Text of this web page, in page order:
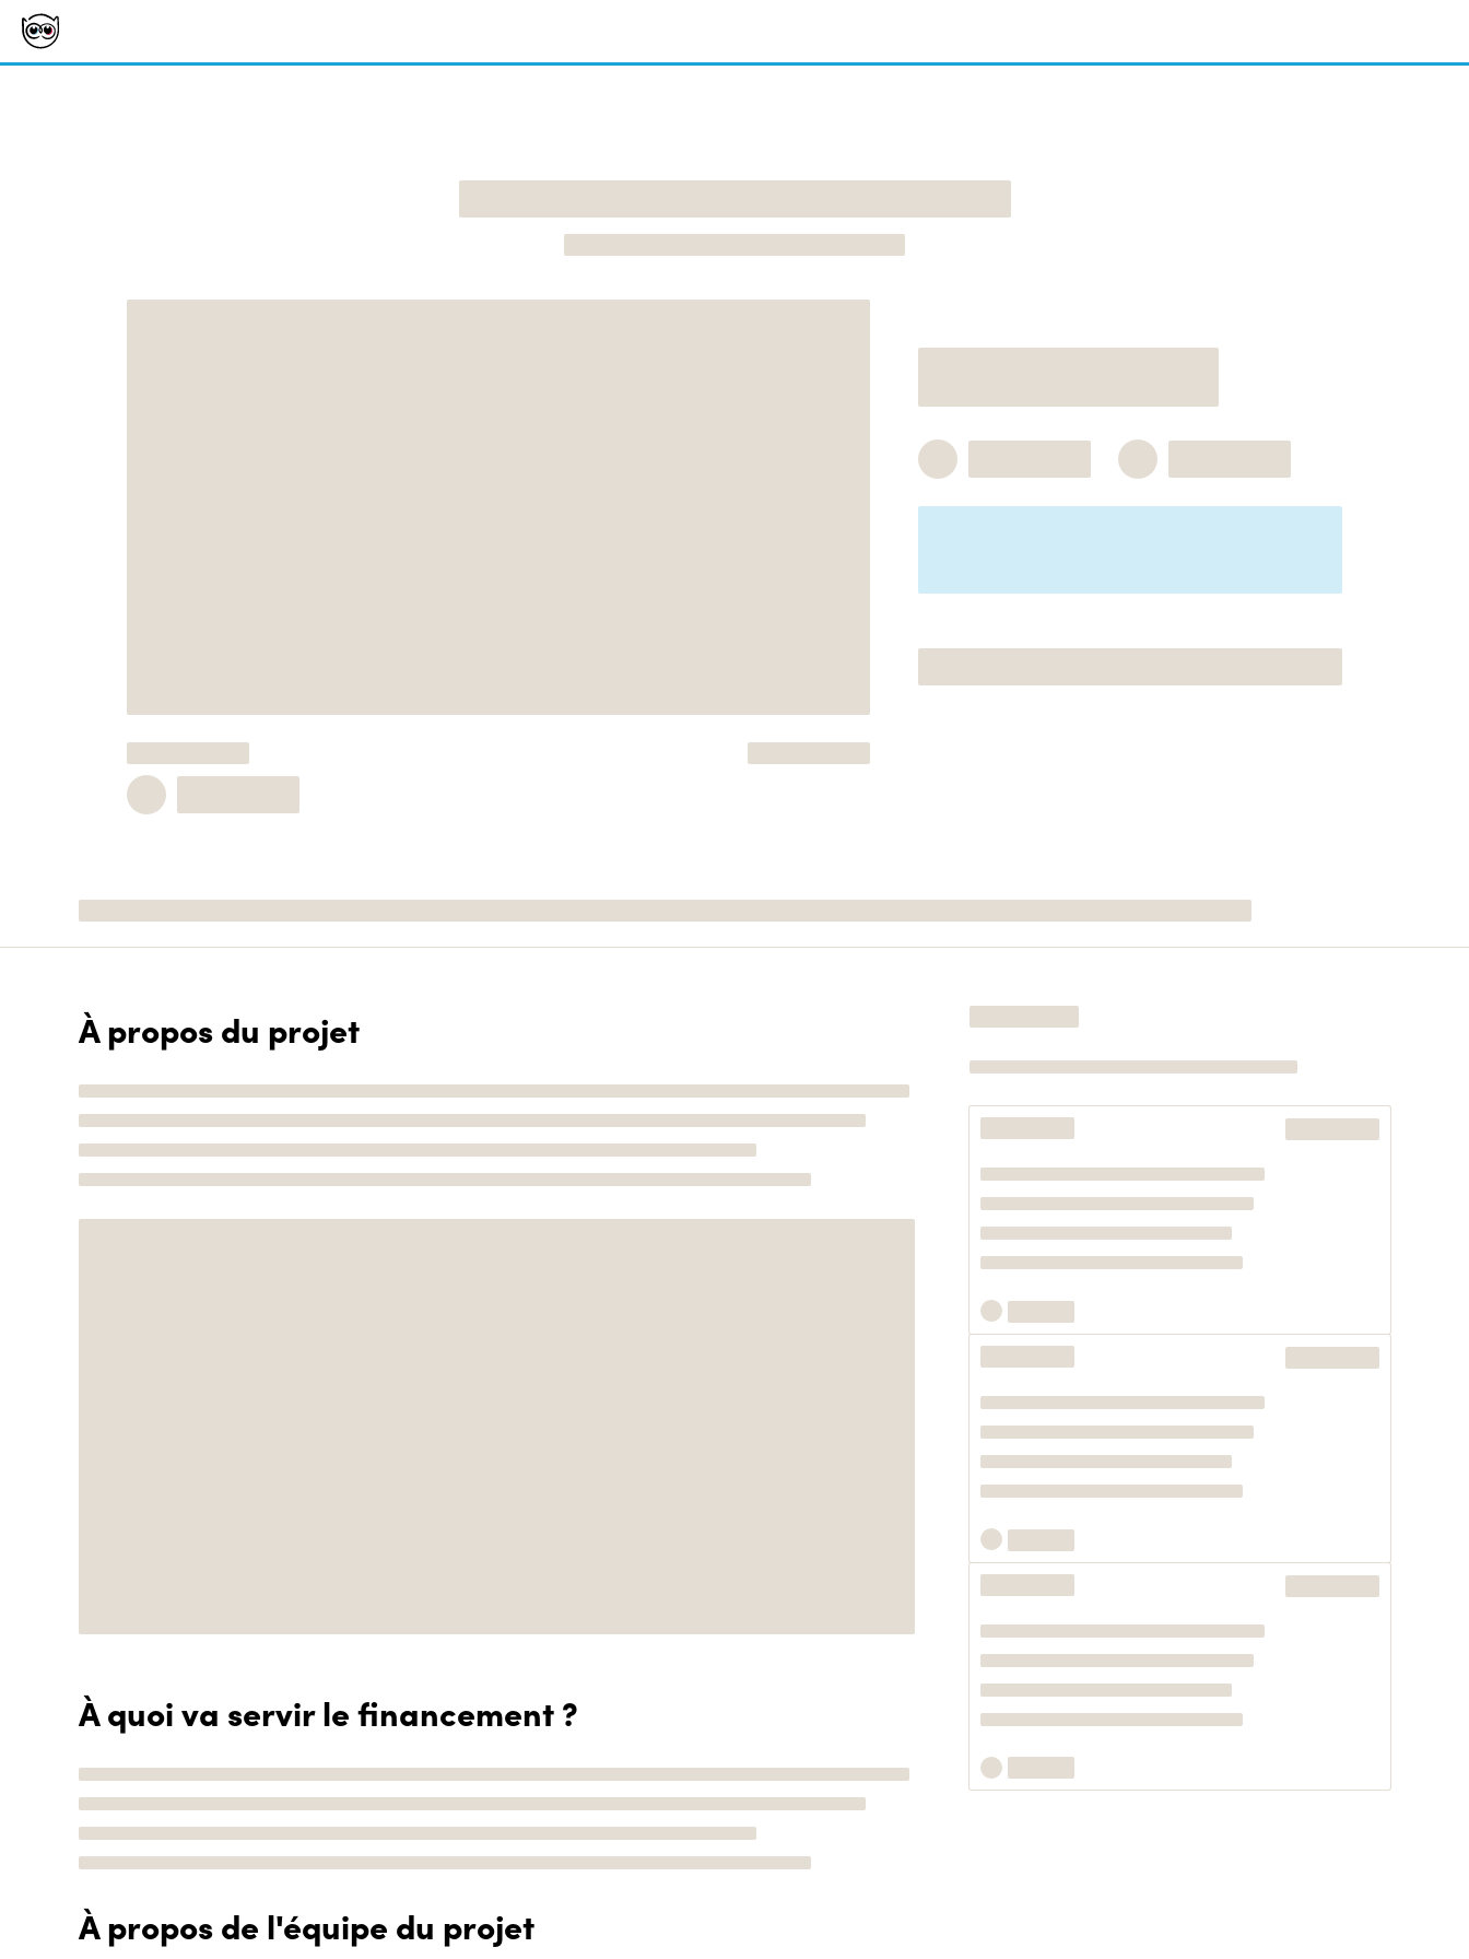
À propos du projet
À quoi va servir le financement ?
À propos de l'équipe du projet